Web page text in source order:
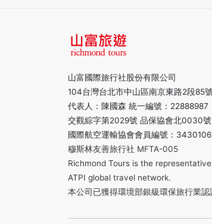
山富國際旅行社股份有限公司
104台灣台北市中山區南京東路2段85
代表人：陳國森 統一編號：22888987
交觀綜字第2029號 品保協會北0030號
國際航空運輸協會會員編號：
穆斯林友善旅行社 MFTA-005
Richmond Tours is the
ATPI global travel network.
本公司已獲得環境部銀級環保旅行業認